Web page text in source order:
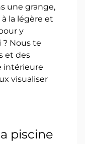
une grange,
la légère et
y
? Nous te
et des
intérieure
visualiser
piscine